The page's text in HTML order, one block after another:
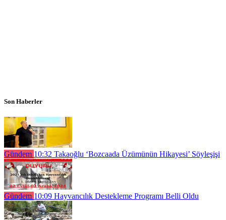
Son Haberler
Gündem 10:32 Takaoğlu ‘Bozcaada Üzümünün Hikayesi’ Söyleşişi
Gündem 10:09 Hayvancılık Destekleme Programı Belli Oldu